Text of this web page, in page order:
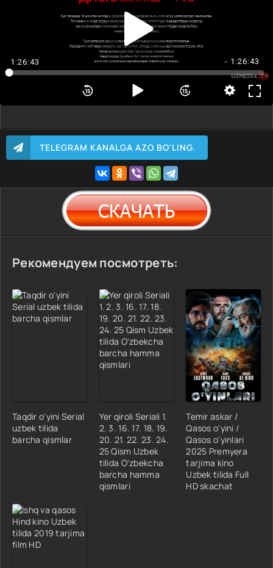
1:26:43 - 1:26:43
TELEGRAM KANALGA AZO BO'LING.
Рекомендуем посмотреть:
Taqdir o'yini Serial
uzbek tilida
barcha qismlar
Yer qiroli Seriali 1.
2. 3. 16. 17. 18. 19.
20. 21. 22. 23. 24.
25 Qism Uzbek
tilida O'zbekcha
barcha hamma
qismlari
Temir askar /
Qasos o'yini /
Qasos o'yinlari
2025 Premyera
tarjima kino
Uzbek tilida Full
HD skachat